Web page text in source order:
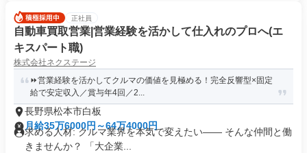
正社員
自動車買取営業|営業経験を活かして仕入れのプロへ(エ
キスパート職)
株式会社ネクステージ
⏩️営業経験を活かしてクルマの価値を見極める！完全反響型×固定
給で安定収入／賞与年4回／2...
長野県松本市白板
月給35万6000円～64万4000円
求める人材: クルマ業界を本気で変えたい―― そんな仲間と働
きませんか？ 「大企業...